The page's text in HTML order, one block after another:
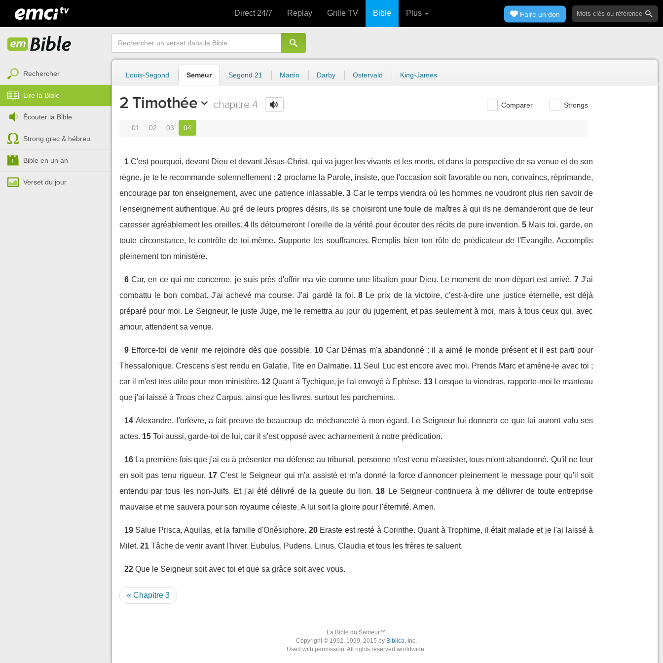
Direct 24/7 Replay Grille TV Bible Plus Faire un don
Rechercher
Lire la Bible
Écouter la Bible
Strong grec & hébreu
Bible en un an
Verset du jour
Louis-Segond Semeur Segond 21 Martin Darby Ostervald King-James
2 Timothée chapitre 4 Comparer Strongs
01 02 03 04
1 C'est pourquoi, devant Dieu et devant Jésus-Christ, qui va juger les vivants et les morts, et dans la perspective de sa venue et de son
règne, je te le recommande solennellement : 2 proclame la Parole, insiste, que l'occasion soit favorable ou non, convaincs, réprimande,
encourage par ton enseignement, avec une patience inlassable. 3 Car le temps viendra où les hommes ne voudront plus rien savoir de
l'enseignement authentique. Au gré de leurs propres désirs, ils se choisiront une foule de maîtres à qui ils ne demanderont que de leur
caresser agréablement les oreilles. 4 Ils détourneront l'oreille de la vérité pour écouter des récits de pure invention. 5 Mais toi, garde, en
toute circonstance, le contrôle de toi-même. Supporte les souffrances. Remplis bien ton rôle de prédicateur de l'Evangile. Accomplis
pleinement ton ministère.
6 Car, en ce qui me concerne, je suis près d'offrir ma vie comme une libation pour Dieu. Le moment de mon départ est arrivé. 7 J'ai
combattu le bon combat. J'ai achevé ma course. J'ai gardé la foi. 8 Le prix de la victoire, c'est-à-dire une justice éternelle, est déjà
préparé pour moi. Le Seigneur, le juste Juge, me le remettra au jour du jugement, et pas seulement à moi, mais à tous ceux qui, avec
amour, attendent sa venue.
9 Efforce-toi de venir me rejoindre dès que possible. 10 Car Démas m'a abandonné : il a aimé le monde présent et il est parti pour
Thessalonique. Crescens s'est rendu en Galatie, Tite en Dalmatie. 11 Seul Luc est encore avec moi. Prends Marc et amène-le avec toi ;
car il m'est très utile pour mon ministère. 12 Quant à Tychique, je l'ai envoyé à Ephèse. 13 Lorsque tu viendras, rapporte-moi le manteau
que j'ai laissé à Troas chez Carpus, ainsi que les livres, surtout les parchemins.
14 Alexandre, l'orfèvre, a fait preuve de beaucoup de méchanceté à mon égard. Le Seigneur lui donnera ce que lui auront valu ses
actes. 15 Toi aussi, garde-toi de lui, car il s'est opposé avec acharnement à notre prédication.
16 La première fois que j'ai eu à présenter ma défense au tribunal, personne n'est venu m'assister, tous m'ont abandonné. Qu'il ne leur
en soit pas tenu rigueur. 17 C'est le Seigneur qui m'a assisté et m'a donné la force d'annoncer pleinement le message pour qu'il soit
entendu par tous les non-Juifs. Et j'ai été délivré de la gueule du lion. 18 Le Seigneur continuera à me délivrer de toute entreprise
mauvaise et me sauvera pour son royaume céleste. A lui soit la gloire pour l'éternité. Amen.
19 Salue Prisca, Aquilas, et la famille d'Onésiphore. 20 Eraste est resté à Corinthe. Quant à Trophime, il était malade et je l'ai laissé à
Milet. 21 Tâche de venir avant l'hiver. Eubulus, Pudens, Linus, Claudia et tous les frères te saluent.
22 Que le Seigneur soit avec toi et que sa grâce soit avec vous.
« Chapitre 3
La Bible du Semeur™
Copyright © 1992, 1999, 2015 by Biblica, Inc.
Used with permission. All rights reserved worldwide.